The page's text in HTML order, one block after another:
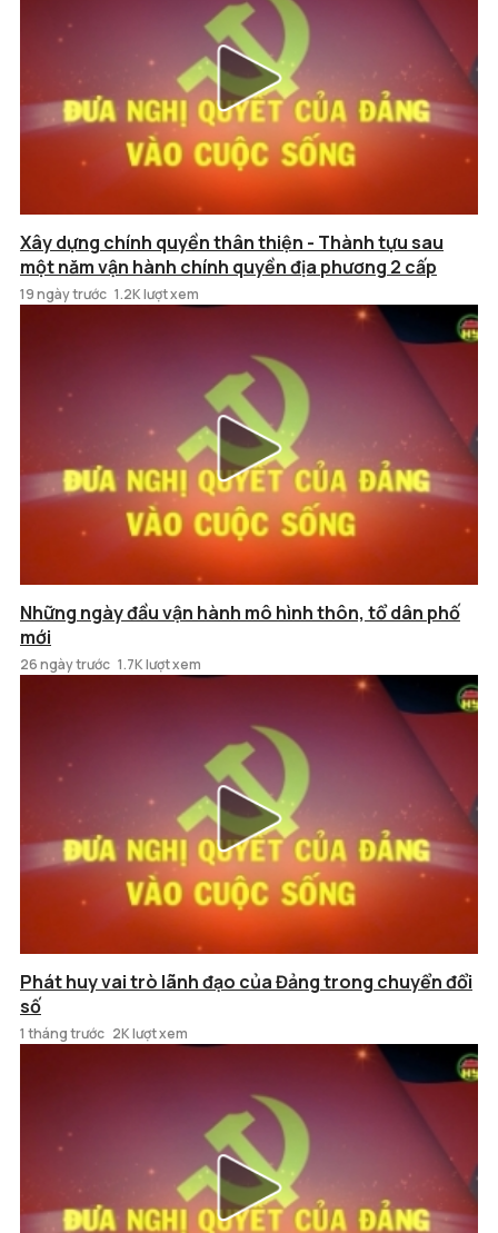
Xây dựng chính quyền thân thiện - Thành tựu sau
một năm vận hành chính quyền địa phương 2 cấp
19 ngày trước 1.2K lượt xem
Những ngày đầu vận hành mô hình thôn, tổ dân phố
mới
26 ngày trước 1.7K lượt xem
Phát huy vai trò lãnh đạo của Đảng trong chuyển đổi
số
1 tháng trước 2K lượt xem